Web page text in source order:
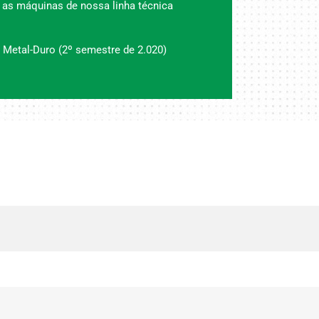
máquinas de nossa linha técnica
Duro (2º semestre de 2.020)